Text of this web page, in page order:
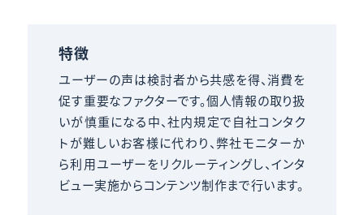
特徴
ユーザーの声は検討者から共感を得、消費を
促す重要なファクターです。個人情報の取り扱
いが慎重になる中、社内規定で自社コンタク
トが難しいお客様に代わり、弊社モニターか
ら利用ユーザーをリクルーティングし、インタ
ビュー実施からコンテンツ制作まで行います。